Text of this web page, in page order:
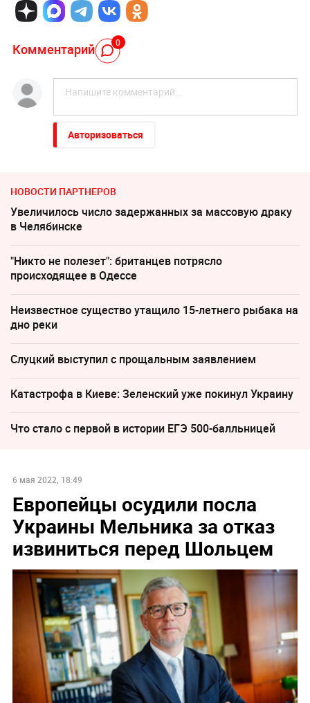
Комментарий 0
Авторизоваться
НОВОСТИ ПАРТНЕРОВ
Увеличилось число задержанных за массовую драку
в Челябинске
"Никто не полезет": британцев потрясло
происходящее в Одессе
Неизвестное существо утащило 15-летнего рыбака на
дно реки
Слуцкий выступил с прощальным заявлением
Катастрофа в Киеве: Зеленский уже покинул Украину
Что стало с первой в истории ЕГЭ 500-балльницей
6 мая 2022, 18:49
Европейцы осудили посла
Украины Мельника за отказ
извиниться перед Шольцем